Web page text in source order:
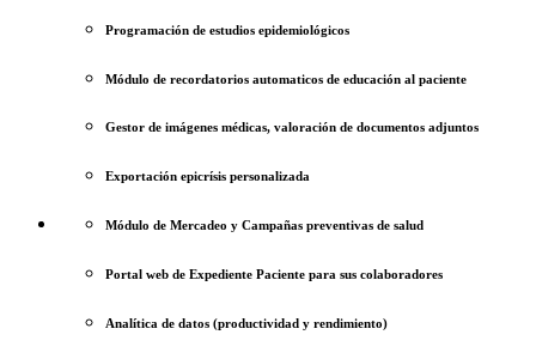
Programación de estudios epidemiológicos
Módulo de recordatorios automaticos de educación al paciente
Gestor de imágenes médicas, valoración de documentos adjuntos
Exportación epicrísis personalizada
Módulo de Mercadeo y Campañas preventivas de salud
Portal web de Expediente Paciente para sus colaboradores
Analítica de datos (productividad y rendimiento)